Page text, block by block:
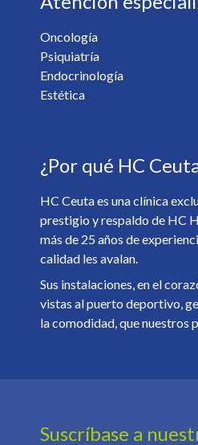
¿Desea recibir información de
Sí
No
Privacidad. *
Oncología
Psiquiatría
Endocrinología
Estética
¿Por qué HC
HC Ceuta es una clínica
prestigio y respaldo de HC
más de 25 años de
calidad les avalan.
Sus instalaciones, en el
vistas al puerto deportivo,
la comodidad, que nuestros
Suscríbase a